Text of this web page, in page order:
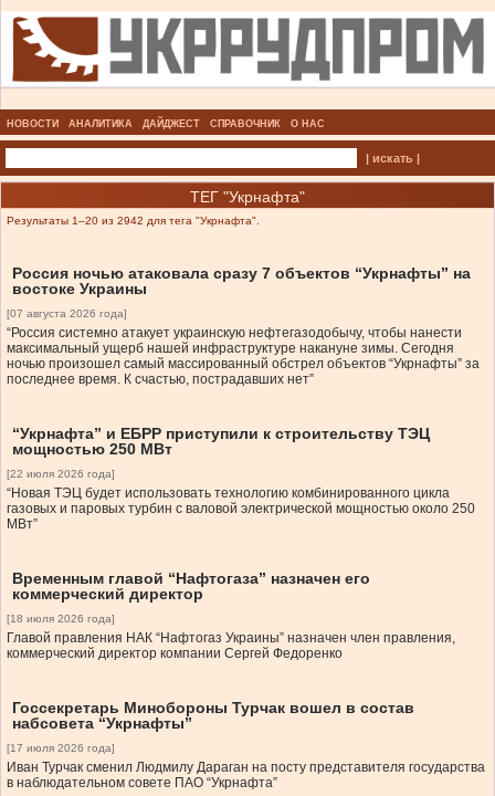
НОВОСТИ АНАЛИТИКА ДАЙДЖЕСТ СПРАВОЧНИК О НАС
| искать |
ТЕГ "Укрнафта"
Результаты 1–20 из 2942 для тега "Укрнафта".
Россия ночью атаковала сразу 7 объектов “Укрнафты” на
востоке Украины
[07 августа 2026 года]
“Россия системно атакует украинскую нефтегазодобычу, чтобы нанести
максимальный ущерб нашей инфраструктуре накануне зимы. Сегодня
ночью произошел самый массированный обстрел объектов “Укрнафты” за
последнее время. К счастью, пострадавших нет”
“Укрнафта” и ЕБРР приступили к строительству ТЭЦ
мощностью 250 МВт
[22 июля 2026 года]
“Новая ТЭЦ будет использовать технологию комбинированного цикла
газовых и паровых турбин с валовой электрической мощностью около 250
МВт”
Временным главой “Нафтогаза” назначен его
коммерческий директор
[18 июля 2026 года]
Главой правления НАК “Нафтогаз Украины” назначен член правления,
коммерческий директор компании Сергей Федоренко
Госсекретарь Минобороны Турчак вошел в состав
набсовета “Укрнафты”
[17 июля 2026 года]
Иван Турчак сменил Людмилу Дараган на посту представителя государства
в наблюдательном совете ПАО “Укрнафта”